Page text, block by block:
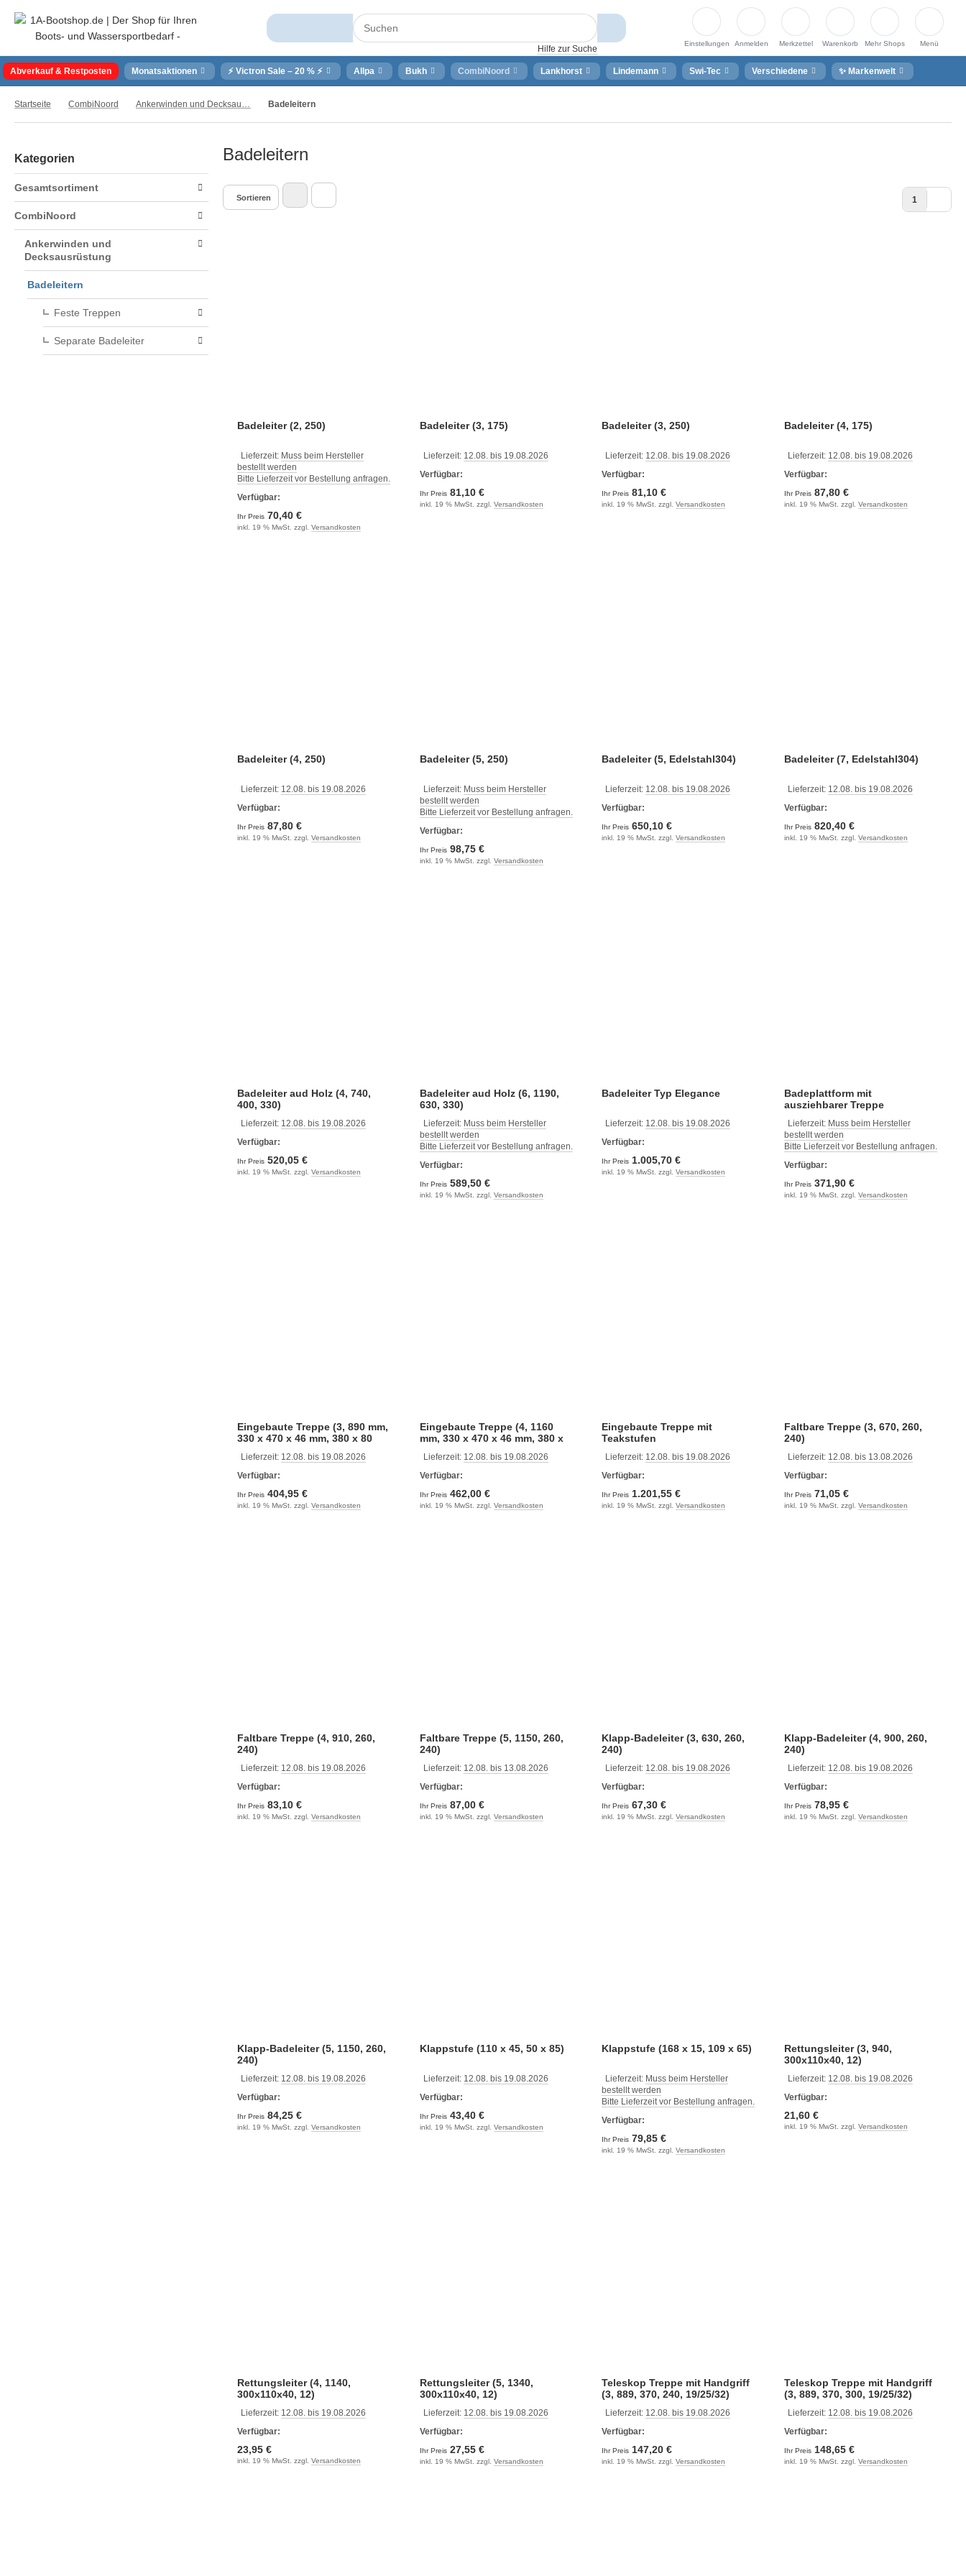
Hilfe zur Suche Einstellungen Anmelden Merkzettel Warenkorb Mehr Shops Menü
Abverkauf & Restposten Monatsaktionen ⚡ Victron Sale – 20 % ⚡ Allpa Bukh CombiNoord Lankhorst Lindemann Swi-Tec Verschiedene ✨ Markenwelt
Startseite CombiNoord Ankerwinden und Decksausrüstung Badeleitern
Kategorien
Gesamtsortiment
CombiNoord
Ankerwinden und
Decksausrüstung
Badeleitern
Feste Treppen
Separate Badeleiter
Badeleitern
Sortieren 1
Badeleiter (2, 250)
Lieferzeit: Muss beim Hersteller
bestellt werden
Bitte Lieferzeit vor Bestellung anfragen.
Verfügbar:
Ihr Preis 70,40 €
inkl. 19 % MwSt. zzgl. Versandkosten
Badeleiter (3, 175)
Lieferzeit: 12.08. bis 19.08.2026
Verfügbar:
Ihr Preis 81,10 €
inkl. 19 % MwSt. zzgl. Versandkosten
Badeleiter (3, 250)
Lieferzeit: 12.08. bis 19.08.2026
Verfügbar:
Ihr Preis 81,10 €
inkl. 19 % MwSt. zzgl. Versandkosten
Badeleiter (4, 175)
Lieferzeit: 12.08. bis 19.08.2026
Verfügbar:
Ihr Preis 87,80 €
inkl. 19 % MwSt. zzgl. Versandkosten
Badeleiter (4, 250)
Lieferzeit: 12.08. bis 19.08.2026
Verfügbar:
Ihr Preis 87,80 €
inkl. 19 % MwSt. zzgl. Versandkosten
Badeleiter (5, 250)
Lieferzeit: Muss beim Hersteller
bestellt werden
Bitte Lieferzeit vor Bestellung anfragen.
Verfügbar:
Ihr Preis 98,75 €
inkl. 19 % MwSt. zzgl. Versandkosten
Badeleiter (5, Edelstahl304)
Lieferzeit: 12.08. bis 19.08.2026
Verfügbar:
Ihr Preis 650,10 €
inkl. 19 % MwSt. zzgl. Versandkosten
Badeleiter (7, Edelstahl304)
Lieferzeit: 12.08. bis 19.08.2026
Verfügbar:
Ihr Preis 820,40 €
inkl. 19 % MwSt. zzgl. Versandkosten
Badeleiter aud Holz (4, 740,
400, 330)
Lieferzeit: 12.08. bis 19.08.2026
Verfügbar:
Ihr Preis 520,05 €
inkl. 19 % MwSt. zzgl. Versandkosten
Badeleiter aud Holz (6, 1190,
630, 330)
Lieferzeit: Muss beim Hersteller
bestellt werden
Bitte Lieferzeit vor Bestellung anfragen.
Verfügbar:
Ihr Preis 589,50 €
inkl. 19 % MwSt. zzgl. Versandkosten
Badeleiter Typ Elegance
Lieferzeit: 12.08. bis 19.08.2026
Verfügbar:
Ihr Preis 1.005,70 €
inkl. 19 % MwSt. zzgl. Versandkosten
Badeplattform mit
ausziehbarer Treppe
Lieferzeit: Muss beim Hersteller
bestellt werden
Bitte Lieferzeit vor Bestellung anfragen.
Verfügbar:
Ihr Preis 371,90 €
inkl. 19 % MwSt. zzgl. Versandkosten
Eingebaute Treppe (3, 890 mm,
330 x 470 x 46 mm, 380 x 80
Lieferzeit: 12.08. bis 19.08.2026
Verfügbar:
Ihr Preis 404,95 €
inkl. 19 % MwSt. zzgl. Versandkosten
Eingebaute Treppe (4, 1160
mm, 330 x 470 x 46 mm, 380 x
Lieferzeit: 12.08. bis 19.08.2026
Verfügbar:
Ihr Preis 462,00 €
inkl. 19 % MwSt. zzgl. Versandkosten
Eingebaute Treppe mit
Teakstufen
Lieferzeit: 12.08. bis 19.08.2026
Verfügbar:
Ihr Preis 1.201,55 €
inkl. 19 % MwSt. zzgl. Versandkosten
Faltbare Treppe (3, 670, 260,
240)
Lieferzeit: 12.08. bis 13.08.2026
Verfügbar:
Ihr Preis 71,05 €
inkl. 19 % MwSt. zzgl. Versandkosten
Faltbare Treppe (4, 910, 260,
240)
Lieferzeit: 12.08. bis 19.08.2026
Verfügbar:
Ihr Preis 83,10 €
inkl. 19 % MwSt. zzgl. Versandkosten
Faltbare Treppe (5, 1150, 260,
240)
Lieferzeit: 12.08. bis 13.08.2026
Verfügbar:
Ihr Preis 87,00 €
inkl. 19 % MwSt. zzgl. Versandkosten
Klapp-Badeleiter (3, 630, 260,
240)
Lieferzeit: 12.08. bis 19.08.2026
Verfügbar:
Ihr Preis 67,30 €
inkl. 19 % MwSt. zzgl. Versandkosten
Klapp-Badeleiter (4, 900, 260,
240)
Lieferzeit: 12.08. bis 19.08.2026
Verfügbar:
Ihr Preis 78,95 €
inkl. 19 % MwSt. zzgl. Versandkosten
Klapp-Badeleiter (5, 1150, 260,
240)
Lieferzeit: 12.08. bis 19.08.2026
Verfügbar:
Ihr Preis 84,25 €
inkl. 19 % MwSt. zzgl. Versandkosten
Klappstufe (110 x 45, 50 x 85)
Lieferzeit: 12.08. bis 19.08.2026
Verfügbar:
Ihr Preis 43,40 €
inkl. 19 % MwSt. zzgl. Versandkosten
Klappstufe (168 x 15, 109 x 65)
Lieferzeit: Muss beim Hersteller
bestellt werden
Bitte Lieferzeit vor Bestellung anfragen.
Verfügbar:
Ihr Preis 79,85 €
inkl. 19 % MwSt. zzgl. Versandkosten
Rettungsleiter (3, 940,
300x110x40, 12)
Lieferzeit: 12.08. bis 19.08.2026
Verfügbar:
21,60 €
inkl. 19 % MwSt. zzgl. Versandkosten
Rettungsleiter (4, 1140,
300x110x40, 12)
Lieferzeit: 12.08. bis 19.08.2026
Verfügbar:
23,95 €
inkl. 19 % MwSt. zzgl. Versandkosten
Rettungsleiter (5, 1340,
300x110x40, 12)
Lieferzeit: 12.08. bis 19.08.2026
Verfügbar:
Ihr Preis 27,55 €
inkl. 19 % MwSt. zzgl. Versandkosten
Teleskop Treppe mit Handgriff
(3, 889, 370, 240, 19/25/32)
Lieferzeit: 12.08. bis 19.08.2026
Verfügbar:
Ihr Preis 147,20 €
inkl. 19 % MwSt. zzgl. Versandkosten
Teleskop Treppe mit Handgriff
(3, 889, 370, 300, 19/25/32)
Lieferzeit: 12.08. bis 19.08.2026
Verfügbar:
Ihr Preis 148,65 €
inkl. 19 % MwSt. zzgl. Versandkosten